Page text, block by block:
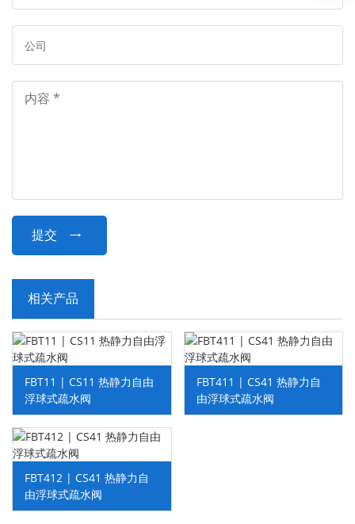
提交 
相关产品
FBT11 | CS11 热静力自由
浮球式疏水阀
FBT411 | CS41 热静力自
由浮球式疏水阀
FBT412 | CS41 热静力自
由浮球式疏水阀